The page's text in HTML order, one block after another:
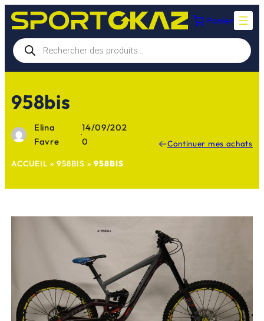
Aller
au
contenu
Panier
Recherche
de
produits
958bis
Elina
Favre
·
14/09/202
0
Continuer mes achats
ACCUEIL » 958BIS » 958BIS